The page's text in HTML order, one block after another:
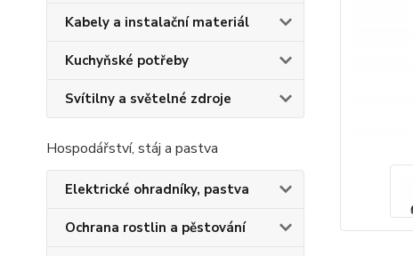
Kabely a instalační materiál
Kuchyňské potřeby
Svítilny a světelné zdroje
Hospodářství, stáj a pastva
Elektrické ohradníky, pastva
Ochrana rostlin a pěstování